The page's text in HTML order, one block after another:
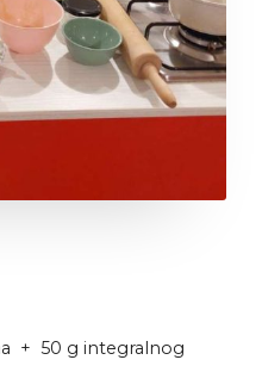
+ 50 g integralnog